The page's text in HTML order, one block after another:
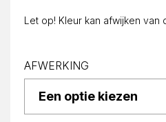
Let op! Kleur kan afwijken van
AFWERKING